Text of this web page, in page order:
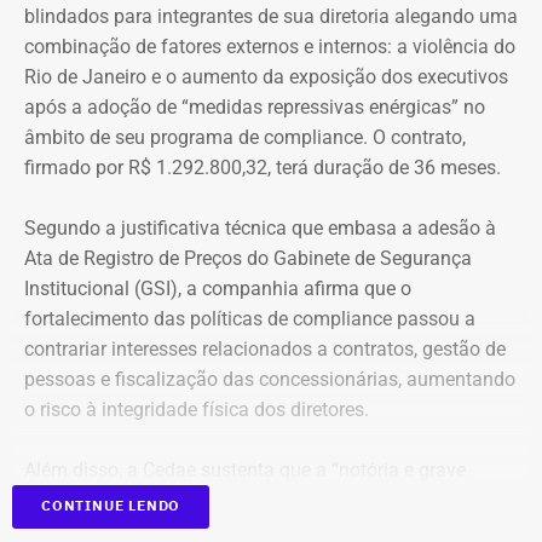
da Indendência (1822), era literatura portuguesa. No caso
do roteiro da Cidade Machadiana, temos ainda muita
coisa que pode se perder com o tempo caso nada seja
feito”, alerta Damasceno.
Registros imortais e um pouco de
fofoca literária
O desembargador é tão apaixonado pela obra do escritor
que, pesquisando textos de vários literatos brasileiros,
escreveu o artigo ”Machado de Assis: Talaricagem,
catarse ou fake news? Este é o enigma”. Nele, discorre
sobre literatura e… fofoca. Mais de 150 anos depois,
“Mas e se a obra for autobiográfica e Machado a tiver
escrito como ummea culpa
Estado do Rio de Janeiro (SIAFE-RJ)
Aumento de gastos com viagens ao
exterior
Entre janeiro de 2022 e 14 de julho de 2026, a base
estadual registrou R$ 84,13 milhões em pagamentos
relacionados a diárias. Desse total, R$ 69,45 milhões
foram contabilizados como deslocamentos dentro do
país e R$ 14,68 milhões como viagens ao exterior.
O aumento dos gastos acompanha o crescimento no
número de viagens: em 2025, o governo autorizou quase
21 mil diárias, frente às cerca de 15 mil registradas no
A alta nas despesas também reflete o aumento das
blindados para integrantes de sua diretoria alegando uma
combinação de fatores externos e internos: a violência do
Rio de Janeiro e o aumento da exposição dos executivos
após a adoção de “medidas repressivas enérgicas” no
âmbito de seu programa de compliance. O contrato,
firmado por R$ 1.292.800,32, terá duração de 36 meses.
Segundo a justificativa técnica que embasa a adesão à
Ata de Registro de Preços do Gabinete de Segurança
Institucional (GSI), a companhia afirma que o
fortalecimento das políticas de compliance passou a
contrariar interesses relacionados a contratos, gestão de
pessoas e fiscalização das concessionárias, aumentando
o risco à integridade física dos diretores.
insegurança pública” no estado, especialmente no
município do Rio de Janeiro e na Baixada Fluminense,
CONTINUE LENDO